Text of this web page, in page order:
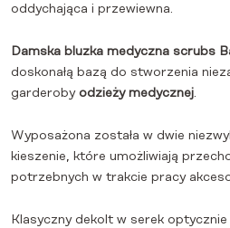
oddychająca i przewiewna.
Damska bluzka medyczna scrubs
doskonałą bazą do stworzenia
garderobyodzieży medycznej.
Wyposażona została w dwie
kieszenie, które umożliwiają
potrzebnych w trakcie pracy
Klasyczny dekolt w serek optycznie